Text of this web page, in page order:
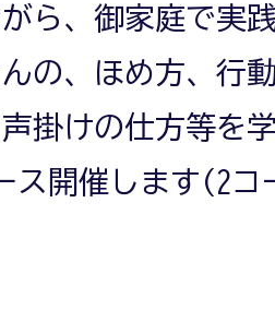
ら、御家庭で実
の、ほめ方、行
掛けの仕方等を
ス開催します(2コ